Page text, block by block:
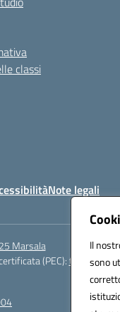
Il
sono
classi
Note legali
Marsala
(PEC):